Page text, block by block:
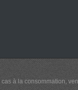
à la consommation,